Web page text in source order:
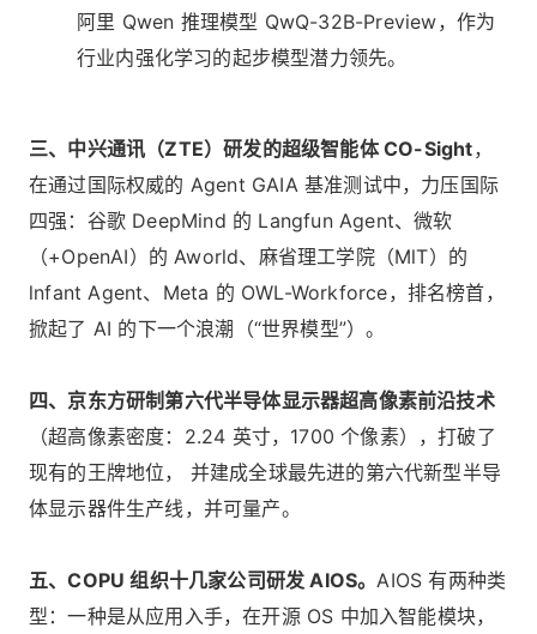
阿里 Qwen 推理模型 QwQ-32B-Preview，作为
行业内强化学习的起步模型潜力领先。
三、中兴通讯（ZTE）研发的超级智能体 CO-Sight，
在通过国际权威的 Agent GAIA 基准测试中，力压国际
四强：谷歌 DeepMind 的 Langfun Agent、微软
（+OpenAI）的 Aworld、麻省理工学院（MlT）的
lnfant Agent、Meta 的 OWL-Workforce，排名榜首，
掀起了 AI 的下一个浪潮（“世界模型”）。
四、京东方研制第六代半导体显示器超高像素前沿技术
（超高像素密度：2.24 英寸，1700 个像素），打破了
现有的王牌地位， 并建成全球最先进的第六代新型半导
体显示器件生产线，并可量产。
五、COPU 组织十几家公司研发 AIOS。AIOS 有两种类
型：一种是从应用入手，在开源 OS 中加入智能模块，